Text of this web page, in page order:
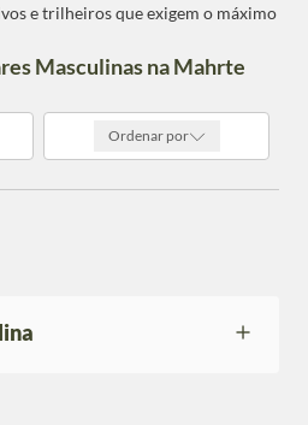
e trilheiros que exigem o máximo
Masculinas na Mahrte
Ordenar por